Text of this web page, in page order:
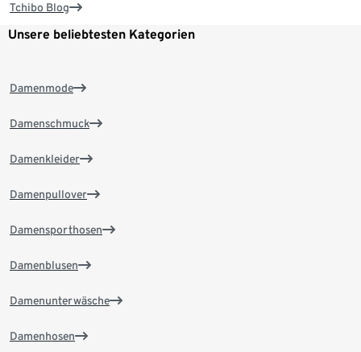
Tchibo Blog
Unsere beliebtesten Kategorien
Damenmode
Damenschmuck
Damenkleider
Damenpullover
Damensporthosen
Damenblusen
Damenunterwäsche
Damenhosen